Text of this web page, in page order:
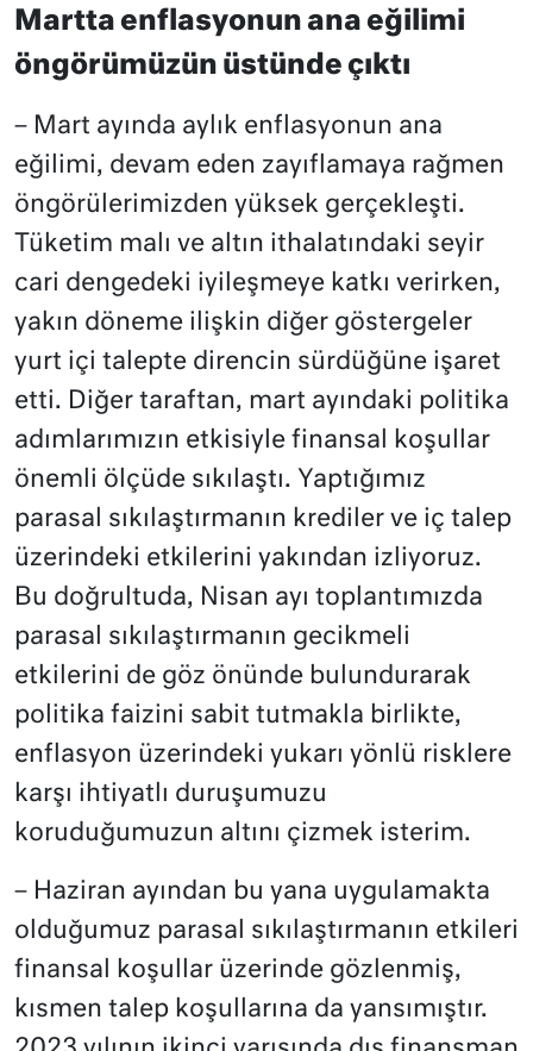
Martta enflasyonun ana eğilimi
öngörümüzün üstünde çıktı
– Mart ayında aylık enflasyonun ana
eğilimi, devam eden zayıflamaya rağmen
öngörülerimizden yüksek gerçekleşti.
Tüketim malı ve altın ithalatındaki seyir
cari dengedeki iyileşmeye katkı verirken,
yakın döneme ilişkin diğer göstergeler
yurt içi talepte direncin sürdüğüne işaret
etti. Diğer taraftan, mart ayındaki politika
adımlarımızın etkisiyle finansal koşullar
önemli ölçüde sıkılaştı. Yaptığımız
parasal sıkılaştırmanın krediler ve iç talep
üzerindeki etkilerini yakından izliyoruz.
Bu doğrultuda, Nisan ayı toplantımızda
parasal sıkılaştırmanın gecikmeli
etkilerini de göz önünde bulundurarak
politika faizini sabit tutmakla birlikte,
enflasyon üzerindeki yukarı yönlü risklere
karşı ihtiyatlı duruşumuzu
koruduğumuzun altını çizmek isterim.
– Haziran ayından bu yana uygulamakta
olduğumuz parasal sıkılaştırmanın etkileri
finansal koşullar üzerinde gözlenmiş,
kısmen talep koşullarına da yansımıştır.